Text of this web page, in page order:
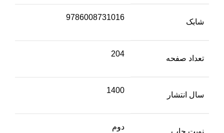
شابک
9786008731016
تعداد صفحه
204
سال انتشار
1400
نوبت چاپ
دوم